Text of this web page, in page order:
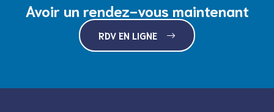
Avoir un rendez-vous maintenant
RDV EN LIGNE